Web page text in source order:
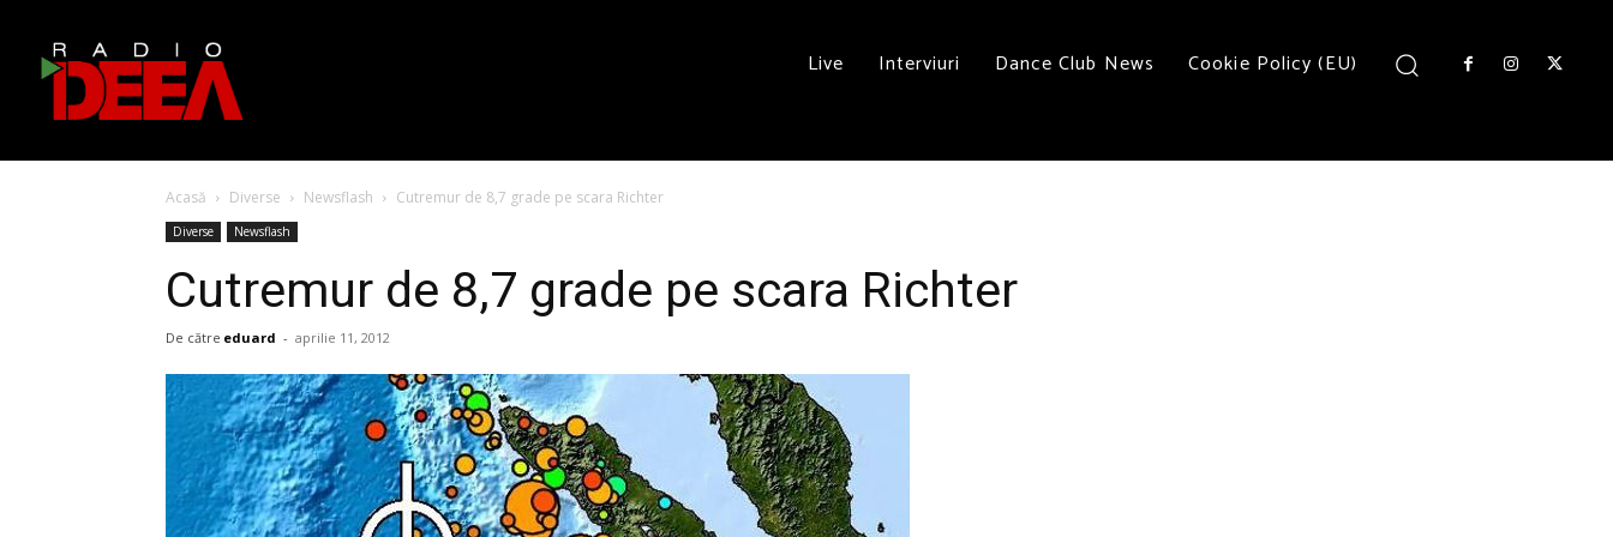
Live Interviuri Dance Club News Cookie Policy (EU)
Acasă Diverse Newsflash Cutremur de 8,7 grade pe scara Richter
Diverse Newsflash
Cutremur de 8,7 grade pe scara Richter
De către eduard - aprilie 11, 2012